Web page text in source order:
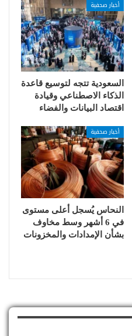
أخبار صحفية
السعودية تتجه لتوسيع قاعدة
الذكاء الاصطناعي وقيادة
اقتصاد البيانات والفضاء
أخبار صحفية
النحاس يُسجل أعلى مستوى
في 6 أشهر وسط مخاوف
بشأن الإمدادات والمخزونات